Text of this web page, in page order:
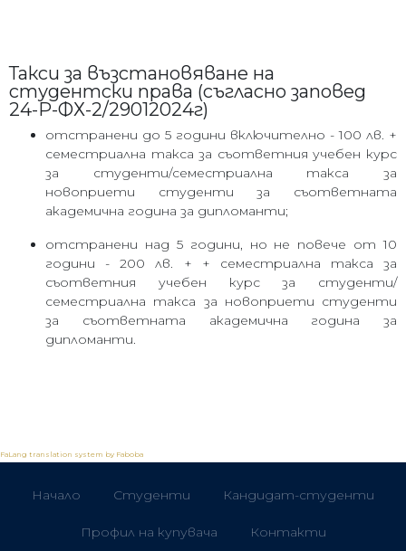
Такси за възстановяване на
студентски права (съгласно заповед
24-Р-ФХ-2/29012024г)
отстранени до 5 години включително - 100 лв. +
семестриална такса за съответния учебен курс
за студенти/семестриална такса за
новоприети студенти за съответната
академична година за дипломанти;
отстранени над 5 години, но не повече от 10
години - 200 лв. + + семестриална такса за
съответния учебен курс за студенти/
семестриална такса за новоприети студенти
за съответната академична година за
дипломанти.
FaLang translation system by Faboba
Начало Студенти Кандидат-студенти
Профил на купувача Контакти